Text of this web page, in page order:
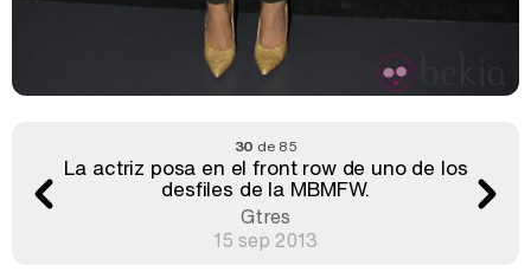
30 de 85
La actriz posa en el front row de uno de los
desfiles de la MBMFW.
Gtres
15 sep 2013